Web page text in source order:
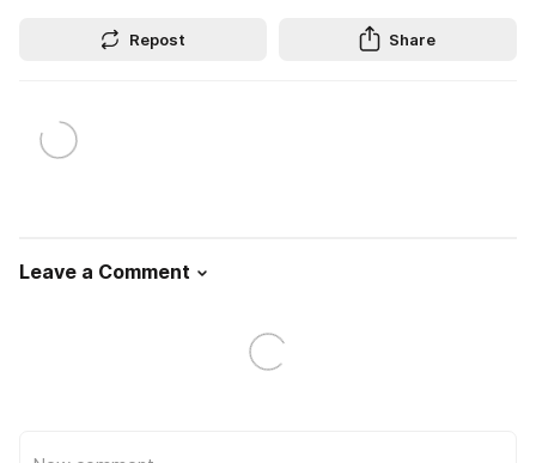
Repost Share
Leave a Comment